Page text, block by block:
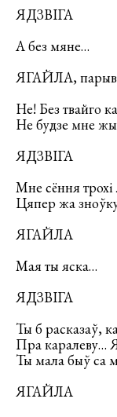
ЯДЗВІГА
А без мяне…
ЯГАЙЛА,
Не! Без твайго
Не будзе мне
ЯДЗВІГА
Мне сёння
Цяпер жа
ЯГАЙЛА
Мая ты яска…
ЯДЗВІГА
Ты б расказаў,
Пра каралеву…
Ты мала быў са
ЯГАЙЛА